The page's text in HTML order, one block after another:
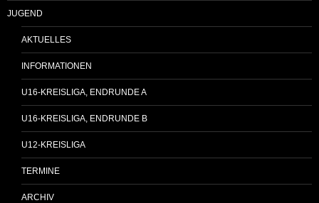
JUGEND
AKTUELLES
INFORMATIONEN
U16-KREISLIGA, ENDRUNDE A
U16-KREISLIGA, ENDRUNDE B
U12-KREISLIGA
TERMINE
ARCHIV